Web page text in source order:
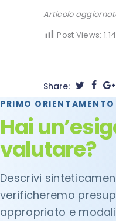
Articolo
Post Views:
Share:
PRIMO ORIENTAMENTO
Hai
valutare?
Descrivi
verificheremo
appropriato e